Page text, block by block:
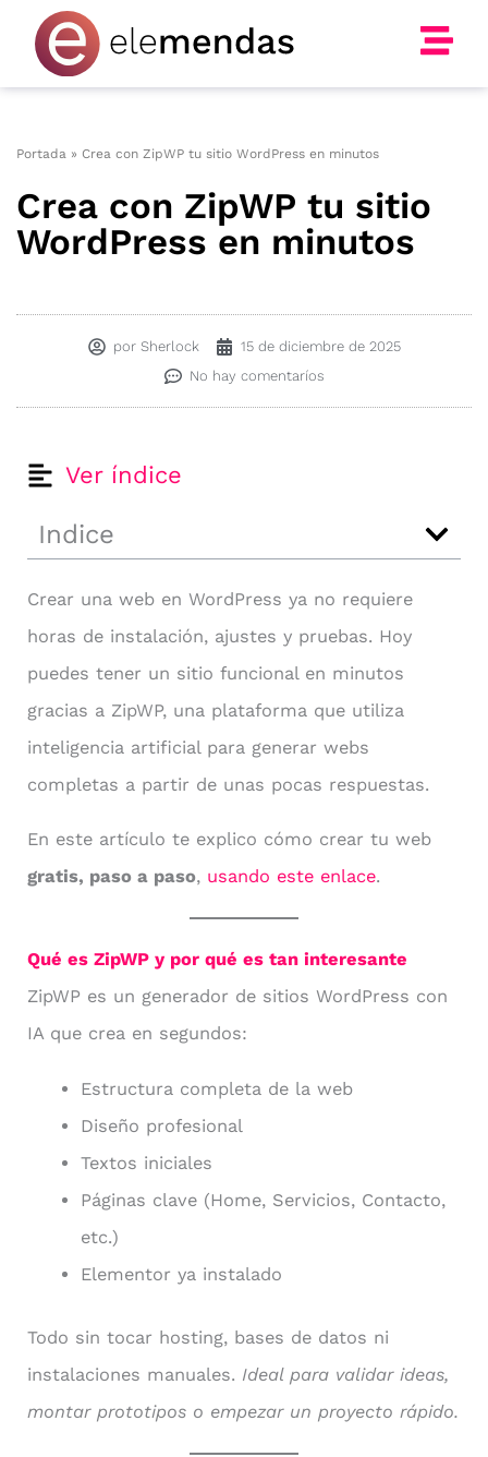
contenido
Portada » Crea con ZipWP tu sitio WordPress en minutos
Crea con ZipWP tu sitio
WordPress en minutos
porSherlock
15 de diciembre de 2025
No hay comentaríos
Ver índice
Indice
Crear una web en WordPress ya no requiere
horas de instalación, ajustes y pruebas. Hoy
puedes tener un sitio funcional en minutos
gracias a ZipWP, una plataforma que utiliza
inteligencia artificial para generar webs
completas a partir de unas pocas respuestas.
En este artículo te explico cómo crear tu web
gratis, paso a paso, usando este enlace.
Qué es ZipWP y por qué es tan interesante
ZipWP es un generador de sitios WordPress con
IA que crea en segundos:
Estructura completa de la web
Diseño profesional
Textos iniciales
Páginas clave (Home, Servicios, Contacto,
etc.)
Elementor ya instalado
Todo sin tocar hosting, bases de datos ni
instalaciones manuales. Ideal para validar ideas,
montar prototipos o empezar un proyecto rápido.